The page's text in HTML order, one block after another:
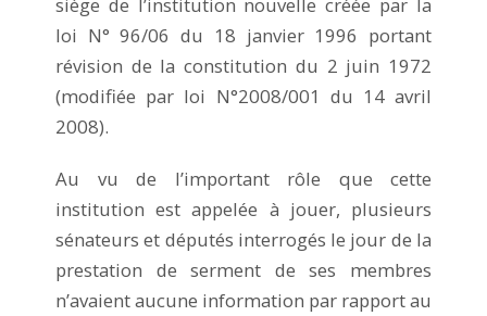
loi N° 96/06 du 18 janvier 1996 portant
révision de la constitution du 2 juin 1972
(modifiée par loi N°2008/001 du 14 avril
2008).
Au vu de l’important rôle que cette
institution est appelée à jouer, plusieurs
sénateurs et députés interrogés le jour de la
prestation de serment de ses membres
n’avaient aucune information par rapport au